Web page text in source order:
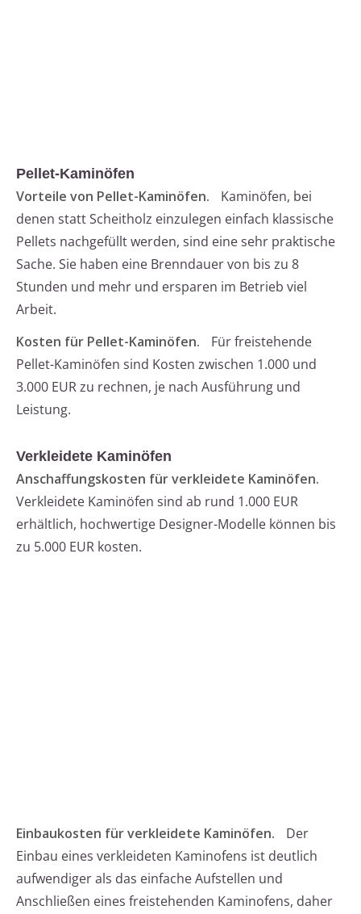
Pellet-Kaminöfen
Vorteile von Pellet-Kaminöfen.
Kaminöfen, bei
denen statt Scheitholz einzulegen einfach klassische
Pellets nachgefüllt werden, sind eine sehr praktische
Sache. Sie haben eine Brenndauer von bis zu 8
Stunden und mehr und ersparen im Betrieb viel
Arbeit.
Kosten für Pellet-Kaminöfen.
Für freistehende
Pellet-Kaminöfen sind Kosten zwischen 1.000 und
3.000 EUR zu rechnen, je nach Ausführung und
Leistung.
Verkleidete Kaminöfen
Anschaffungskosten für verkleidete Kaminöfen.
Verkleidete Kaminöfen sind ab rund 1.000 EUR
erhältlich, hochwertige Designer-Modelle können bis
zu 5.000 EUR kosten.
Einbaukosten für verkleidete Kaminöfen.
Der
Einbau eines verkleideten Kaminofens ist deutlich
aufwendiger als das einfache Aufstellen und
Anschließen eines freistehenden Kaminofens, daher